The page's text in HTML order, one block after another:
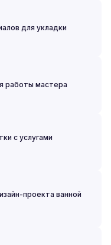
для укладки
работы мастера
с услугами
проекта ванной